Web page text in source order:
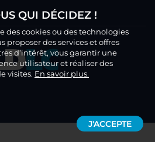
QUI DÉCIDEZ !
des cookies ou des technologies
proposer des services et offres
d’intérêt, vous garantir une
utilisateur et réaliser des
visites. En savoir plus.
J'ACCEPTE